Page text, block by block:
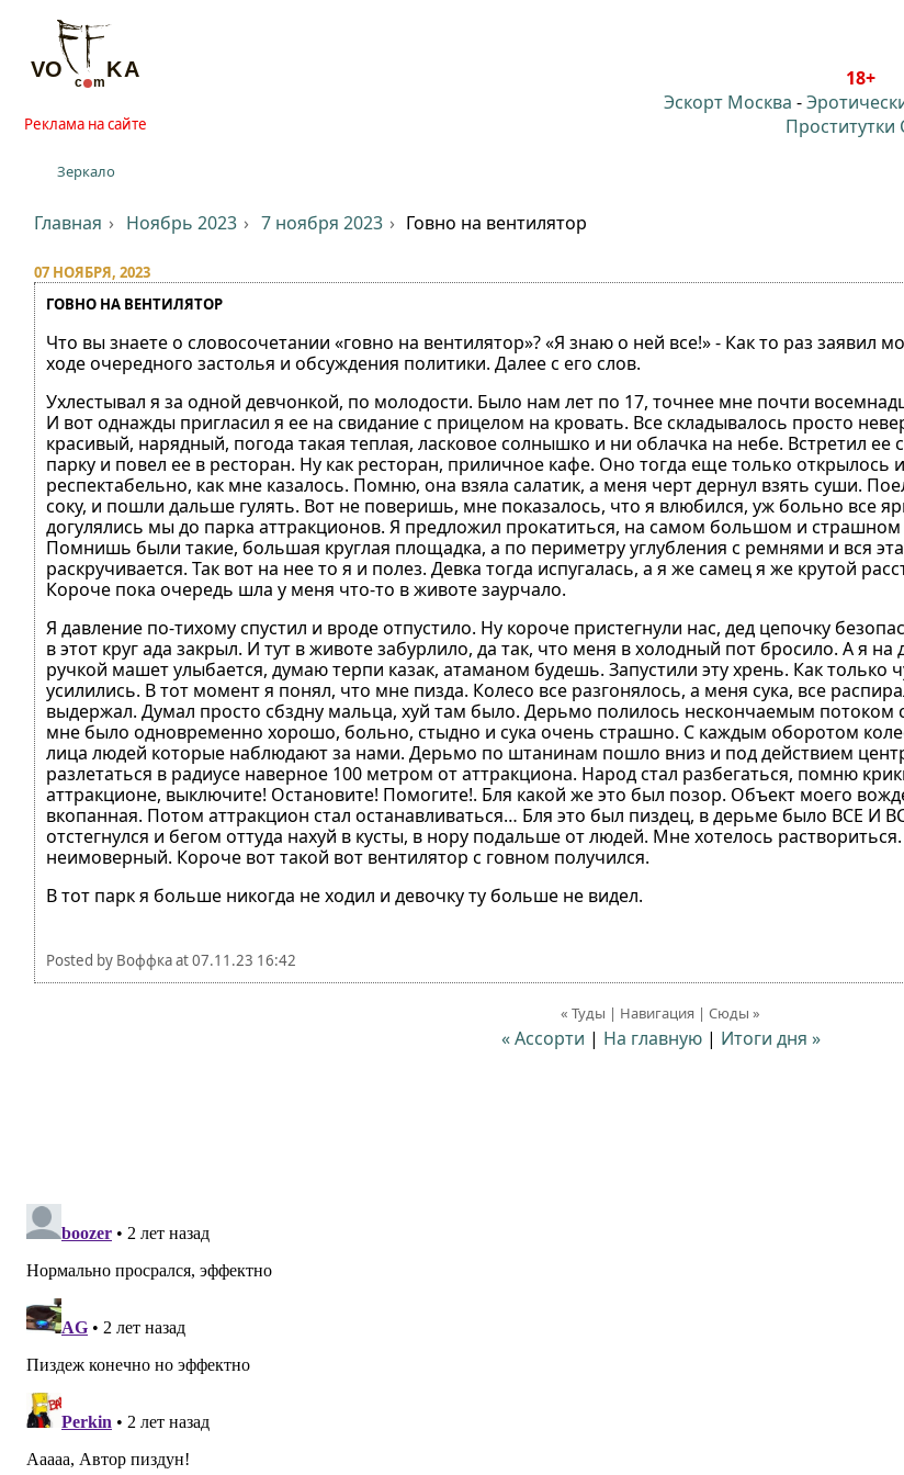
Реклама на сайте
Зеркало
18+
Эскорт Москва -
Проститутки
Главная Ноябрь 2023 7 ноября 2023 Говно на вентилятор
07 НОЯБРЯ, 2023
ГОВНО НА ВЕНТИЛЯТОР
Что вы знаете о словосочетании «говно на вентилятор»? «Я знаю о ней все!» - Как то раз заявил
ходе очередного застолья и обсуждения политики. Далее с его слов.
Ухлестывал я за одной девчонкой, по молодости. Было нам лет по 17, точнее мне почти
И вот однажды пригласил я ее на свидание с прицелом на кровать. Все складывалось просто
красивый, нарядный, погода такая теплая, ласковое солнышко и ни облачка на небе. Встретил ее
парку и повел ее в ресторан. Ну как ресторан, приличное кафе. Оно тогда еще только открылось
респектабельно, как мне казалось. Помню, она взяла салатик, а меня черт дернул взять суши.
соку, и пошли дальше гулять. Вот не поверишь, мне показалось, что я влюбился, уж больно все
догулялись мы до парка аттракционов. Я предложил прокатиться, на самом большом и страшном
Помнишь были такие, большая круглая площадка, а по периметру углубления с ремнями и вся
раскручивается. Так вот на нее то я и полез. Девка тогда испугалась, а я же самец я же крутой
Короче пока очередь шла у меня что-то в животе заурчало.
Я давление по-тихому спустил и вроде отпустило. Ну короче пристегнули нас, дед цепочку
в этот круг ада закрыл. И тут в животе забурлило, да так, что меня в холодный пот бросило. А я
ручкой машет улыбается, думаю терпи казак, атаманом будешь. Запустили эту хрень. Как только
усилились. В тот момент я понял, что мне пизда. Колесо все разгонялось, а меня сука, все
выдержал. Думал просто сбздну мальца, хуй там было. Дерьмо полилось нескончаемым потоком
мне было одновременно хорошо, больно, стыдно и сука очень страшно. С каждым оборотом
лица людей которые наблюдают за нами. Дерьмо по штанинам пошло вниз и под действием
разлетаться в радиусе наверное 100 метром от аттракциона. Народ стал разбегаться, помню
аттракционе, выключите! Остановите! Помогите!. Бля какой же это был позор. Объект моего
вкопанная. Потом аттракцион стал останавливаться… Бля это был пиздец, в дерьме было ВСЕ И
отстегнулся и бегом оттуда нахуй в кусты, в нору подальше от людей. Мне хотелось
неимоверный. Короче вот такой вот вентилятор с говном получился.
В тот парк я больше никогда не ходил и девочку ту больше не видел.
Posted by Воффкаat07.11.23 16:42
« Туды | Навигация | Сюды »
« Ассорти | На главную| Итоги дня »